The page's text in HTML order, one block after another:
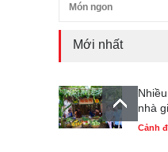
Món ngon
Mới nhất
nhà
Cảnh